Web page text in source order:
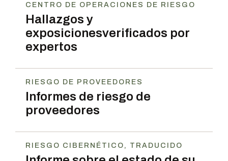
Hallazgos y
exposicionesverificados por
expertos
CENTRO DE OPERACIONES DE RIESGO
Informes de riesgo de
proveedores
RIESGO DE PROVEEDORES
RIESGO CIBERNÉTICO, TRADUCIDO